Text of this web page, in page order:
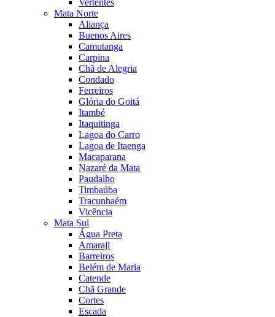
Vertentes
Mata Norte
Aliança
Buenos Aires
Camutanga
Carpina
Chã de Alegria
Condado
Ferreiros
Glória do Goitá
Itambé
Itaquitinga
Lagoa do Carro
Lagoa de Itaenga
Macaparana
Nazaré da Mata
Paudalho
Timbaúba
Tracunhaém
Vicência
Mata Sul
Água Preta
Amaraji
Barreiros
Belém de Maria
Catende
Chã Grande
Cortes
Escada